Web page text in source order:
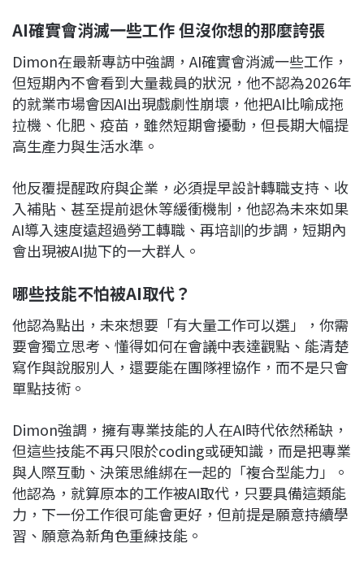
AI確實會消滅一些工作 但沒你想的那麼誇張
Dimon在最新專訪中強調，AI確實會消滅一些工作，
但短期內不會看到大量裁員的狀況，他不認為2026年
的就業市場會因AI出現戲劇性崩壞，他把AI比喻成拖
拉機、化肥、疫苗，雖然短期會擾動，但長期大幅提
高生產力與生活水準。​
他反覆提醒政府與企業，必須提早設計轉職支持、收
入補貼、甚至提前退休等緩衝機制，他認為未來如果
AI導入速度遠超過勞工轉職、再培訓的步調，短期內
會出現被AI拋下的一大群人。
哪些技能不怕被AI取代？
他認為點出，未來想要「有大量工作可以選」，你需
要會獨立思考、懂得如何在會議中表達觀點、能清楚
寫作與說服別人，還要能在團隊裡協作，而不是只會
單點技術。​
Dimon強調，擁有專業技能的人在AI時代依然稀缺，
但這些技能不再只限於coding或硬知識，而是把專業
與人際互動、決策思維綁在一起的「複合型能力」。
他認為，就算原本的工作被AI取代，只要具備這類能
力，下一份工作很可能會更好，但前提是願意持續學
習、願意為新角色重練技能。​